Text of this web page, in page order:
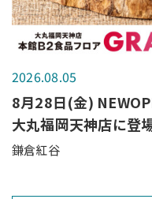
2026.08.05
8月28日(金)
大丸福岡天神店に登
鎌倉紅谷